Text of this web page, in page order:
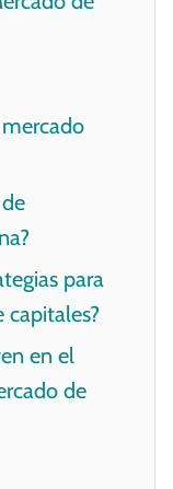
para
capitales?
en el
de